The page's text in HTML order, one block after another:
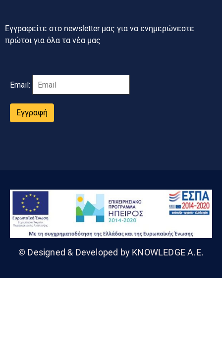
Εγγραφείτε στο newsletter μας για να ενημερώνεστε
πρώτοι για όλα τα νέα μας
Email:
Εγγραφή
© Designed & Developed by KNOWLEDGE A.E.